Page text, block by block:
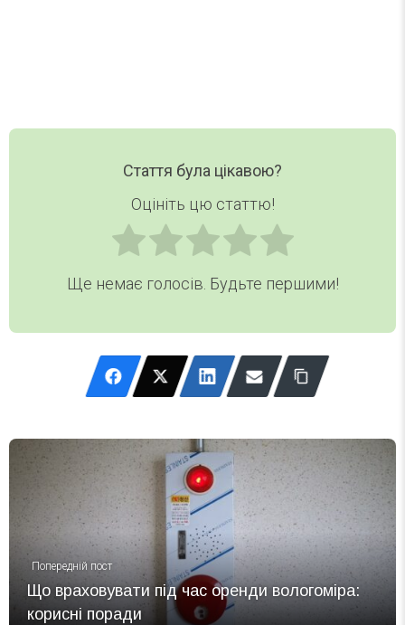
Стаття була цікавою?
Оцініть цю статтю!
Ще немає голосів. Будьте першими!
Попередній пост
Що враховувати під час оренди вологоміра:
корисні поради